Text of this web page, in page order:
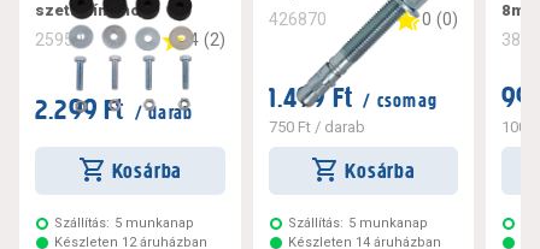
szett klímához
259597 4 (2)
2.299 Ft / darab
Kosárba
Szállítás: 5 munkanap
Készleten 12 áruházban
426870 0 (0)
1.499 Ft / csomag
750 Ft/ darab
Kosárba
Szállítás: 5 munkanap
Készleten 14 áruházban
100